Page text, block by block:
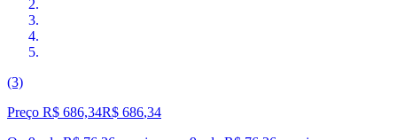
(3)
Preço R$ 686,34R$ 686,34